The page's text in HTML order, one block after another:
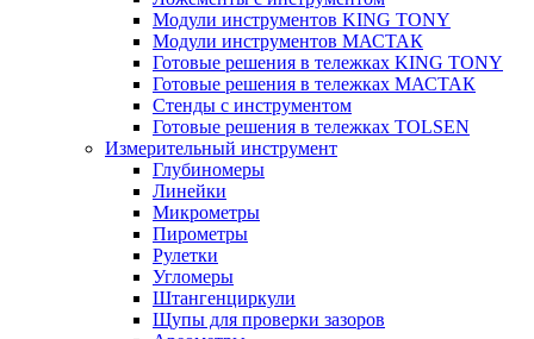
Модули инструментов KING TONY
Модули инструментов МАСТАК
Готовые решения в тележках KING TONY
Готовые решения в тележках МАСТАК
Стенды с инструментом
Готовые решения в тележках TOLSEN
Измерительный инструмент
Глубиномеры
Линейки
Микрометры
Пирометры
Рулетки
Угломеры
Штангенциркули
Щупы для проверки зазоров